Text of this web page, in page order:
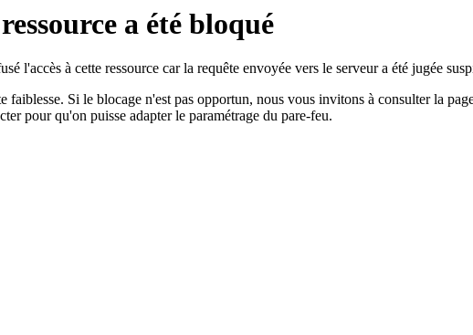
a été bloqué
l'accès à cette ressource car la requête envoyée vers le serveur a été jugée
faiblesse. Si le blocage n'est pas opportun, nous vous invitons à consulter la
pour qu'on puisse adapter le paramétrage du pare-feu.